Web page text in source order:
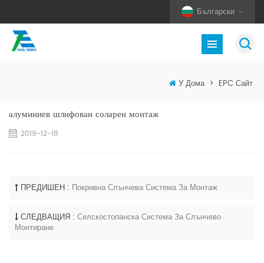
Български
У Дома > EPC Сайт
алуминиев шлифован соларен монтаж
2019-12-18
ПРЕДИШЕН : Покривна Слънчева Система За Монтаж
СЛЕДВАЩИЯ : Селскостопанска Система За Слънчево
Монтиране